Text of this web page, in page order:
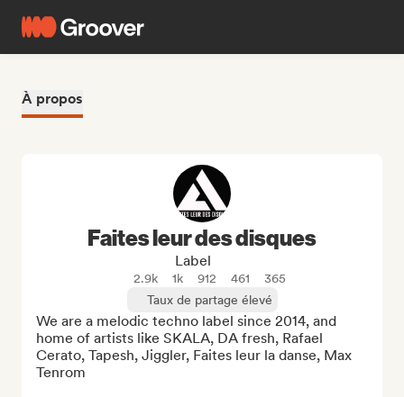
À propos
Faites leur des disques
Label
2.9k 1k 912 461
365
Taux de partage élevé
We are a melodic techno label since 2014, and
home of artists like SKALA, DA fresh, Rafael
Cerato, Tapesh, Jiggler, Faites leur la danse, Max
Tenrom